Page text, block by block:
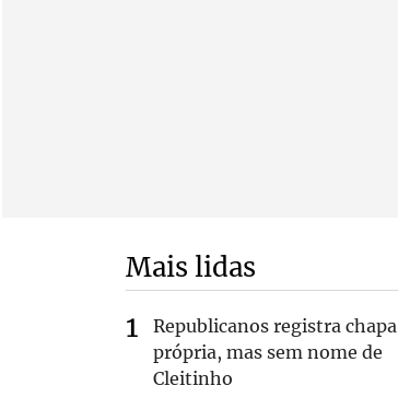
Mais lidas
Republicanos registra chapa
própria, mas sem nome de
Cleitinho